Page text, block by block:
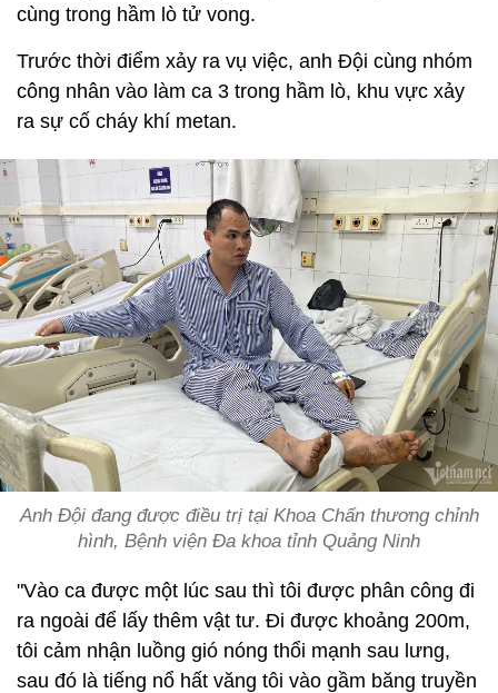
cùng trong hầm lò tử vong.
Trước thời điểm xảy ra vụ việc, anh Đội cùng nhóm
công nhân vào làm ca 3 trong hầm lò, khu vực xảy
ra sự cố cháy khí metan.
Anh Đội đang được điều trị tại Khoa Chấn thương chỉnh
hình, Bệnh viện Đa khoa tỉnh Quảng Ninh
"Vào ca được một lúc sau thì tôi được phân công đi
ra ngoài để lấy thêm vật tư. Đi được khoảng 200m,
tôi cảm nhận luồng gió nóng thổi mạnh sau lưng,
sau đó là tiếng nổ hất văng tôi vào gầm băng truyền